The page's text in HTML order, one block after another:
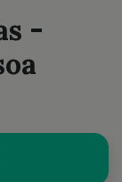
-